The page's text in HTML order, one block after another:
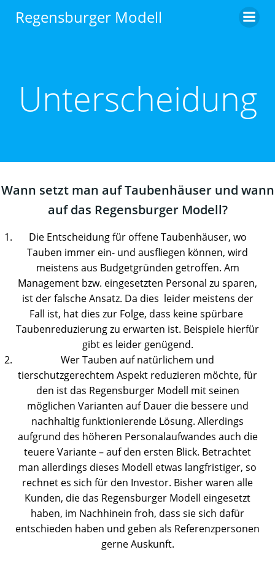
Inhalt
Regensburger Modell
Unterscheidung
Wann setzt man auf Taubenhäuser und wann
auf das Regensburger Modell?
Die Entscheidung für offene Taubenhäuser, wo
Tauben immer ein- und ausfliegen können, wird
meistens aus Budgetgründen getroffen. Am
Management bzw. eingesetzten Personal zu sparen,
ist der falsche Ansatz. Da dies leider meistens der
Fall ist, hat dies zur Folge, dass keine spürbare
Taubenreduzierung zu erwarten ist. Beispiele hierfür
gibt es leider genügend.
Wer Tauben auf natürlichem und
tierschutzgerechtem Aspekt reduzieren möchte, für
den ist das Regensburger Modell mit seinen
möglichen Varianten auf Dauer die bessere und
nachhaltig funktionierende Lösung. Allerdings
aufgrund des höheren Personalaufwandes auch die
teuere Variante – auf den ersten Blick. Betrachtet
man allerdings dieses Modell etwas langfristiger, so
rechnet es sich für den Investor. Bisher waren alle
Kunden, die das Regensburger Modell eingesetzt
haben, im Nachhinein froh, dass sie sich dafür
entschieden haben und geben als Referenzpersonen
gerne Auskunft.